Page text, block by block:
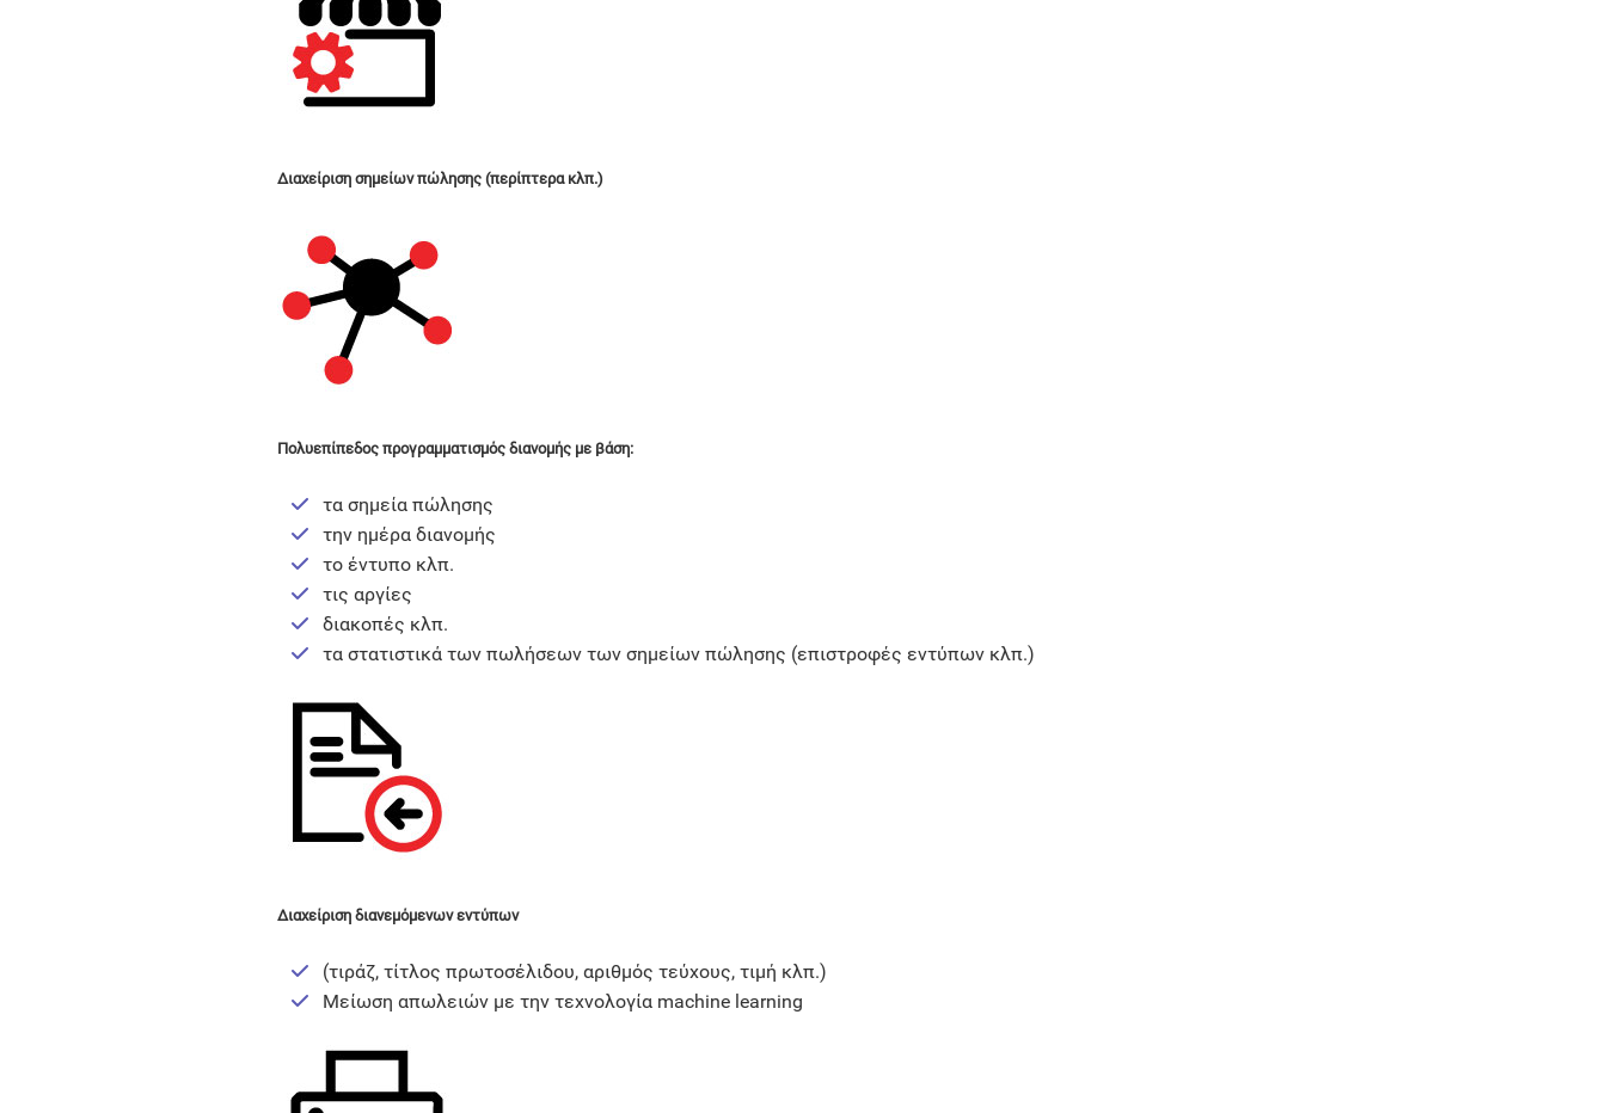
Διαχείριση σημείων πώλησης (περίπτερα κλπ.)
Πολυεπίπεδος προγραμματισμός διανομής με βάση:
τα σημεία πώλησης
την ημέρα διανομής
το έντυπο κλπ.
τις αργίες
διακοπές κλπ.
τα στατιστικά των πωλήσεων των σημείων πώλησης (επιστροφές εντύπων κλπ.)
Διαχείριση διανεμόμενων εντύπων
(τιράζ, τίτλος πρωτοσέλιδου, αριθμός τεύχους, τιμή κλπ.)
Μείωση απωλειών με την τεχνολογία machine learning